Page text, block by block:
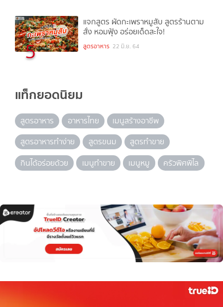
5
แจกสูตร ผัดกะเพราหมูสับ สูตรร้านตาม
สั่ง หอมฟุ้ง อร่อยเด็ดสะใจ!
สูตรอาหาร 22 มิ.ย. 64
แท็กยอดนิยม
สูตรอาหาร อาหารไทย
เมนูสร้างอาชีพ
สูตรอาหารทำง่าย
สูตรขนม
สูตรทำขาย
กินได้อร่อยด้วย
เมนูทำขาย เมนูหมู ครัวพิศพิไล